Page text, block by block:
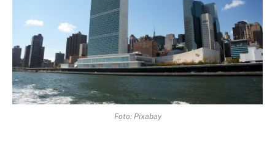
Foto: Pixabay